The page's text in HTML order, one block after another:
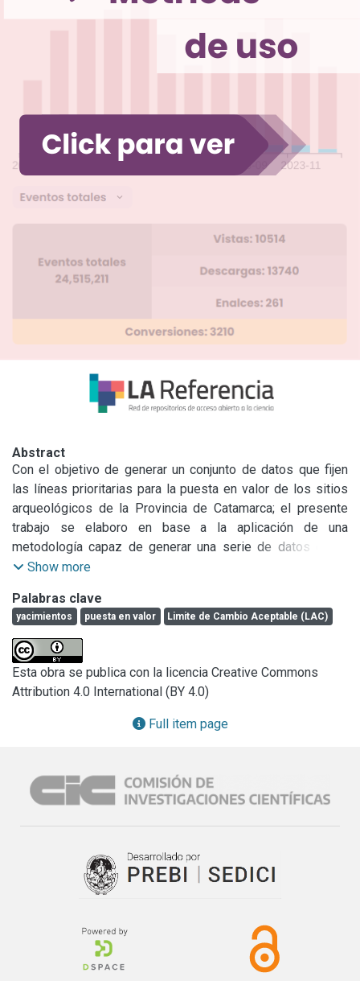
Abstract
Con el objetivo de generar un conjunto de datos que fijen
las líneas prioritarias para la puesta en valor de los sitios
arqueológicos de la Provincia de Catamarca; el presente
trabajo se elaboro en base a la aplicación de una
metodología capaz de generar una serie de datos duros
sobre el estado actual de 12 sitios y/o yacimientos,
su gestión de manera sostenible, respetando las
condiciones del entorno, así como a las comunidades del
lugar.
El debate respecto de las técnicas de control, limitando el
impacto de uso, ofreciendo al mismo tiempo el máximo
disfrute a todos los visitantes posibles, sin contravenir las
limitaciones impuestas por las condiciones ambientales y
para la planificación e implantación de infraestructura
mínima de servicios turísticos en el área protegida de cada
de los datos de impacto turístico obtenido en cada uno de
los sitios, ha respondido en todos los casos en la
tendencia a mejorar la calidad de la experiencia turística, de
contribuir al desarrollo de las comunidades locales.
Estratégicamente, y a los efectos de considerar la puesta
en valor de cada sitio arqueológico, se propone el marco de
Show more
Palabras clave
yacimientos puesta en valor Limite de Cambio Aceptable (LAC)
Esta obra se publica con la licencia Creative Commons
Attribution 4.0 International (BY 4.0)
Full item page